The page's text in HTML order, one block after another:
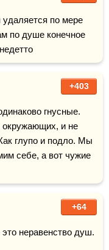
удаляется по мере
по душе конечное
+403
гнусные.
и не
глупо и подло. Мы
+64
неравенство душ.